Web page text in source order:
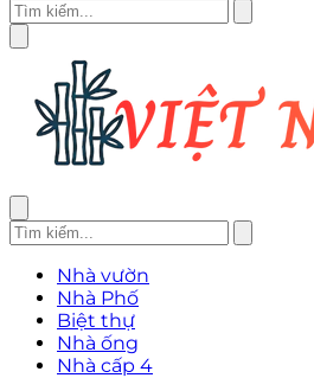
Nhà vườn
Nhà Phố
Biệt thự
Nhà ống
Nhà cấp 4